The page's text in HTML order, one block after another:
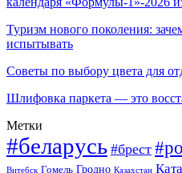
Туризм нового поколения:
испытывать
Советы по выбору цвета для
Шлифовка паркета — это
Метки
#беларусь #брест
Витебск Гомель Гродно Казахстан